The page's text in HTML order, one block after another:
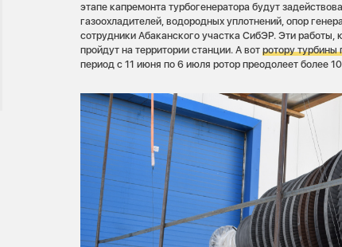
этапе капремонта турбогенератора будут
газоохладителей, водородных уплотнений, опор
сотрудники Абаканского участка СибЭР. Эти работы,
пройдут на территории станции. А вотротору турбины
период с 11 июня по 6 июля ротор преодолеет более